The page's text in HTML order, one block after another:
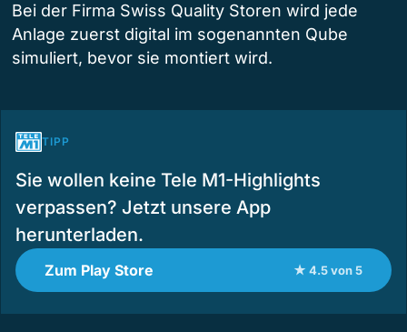
Bei der Firma Swiss Quality Storen wird jede
Anlage zuerst digital im sogenannten Qube
simuliert, bevor sie montiert wird.
TIPP
Sie wollen keine Tele M1-Highlights
verpassen? Jetzt unsere App
herunterladen.
Zum Play Store ★ 4.5 von 5